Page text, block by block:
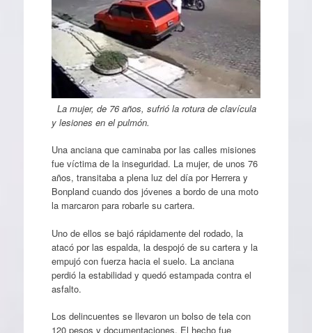
La mujer, de 76 años, sufrió la rotura de clavícula
y lesiones en el pulmón.
Una anciana que caminaba por las calles misiones
fue víctima de la inseguridad. La mujer, de unos 76
años, transitaba a plena luz del día por Herrera y
Bonpland cuando dos jóvenes a bordo de una moto
la marcaron para robarle su cartera.
Uno de ellos se bajó rápidamente del rodado, la
atacó por las espalda, la despojó de su cartera y la
empujó con fuerza hacia el suelo. La anciana
perdió la estabilidad y quedó estampada contra el
asfalto.
Los delincuentes se llevaron un bolso de tela con
120 pesos y documentaciones. El hecho fue